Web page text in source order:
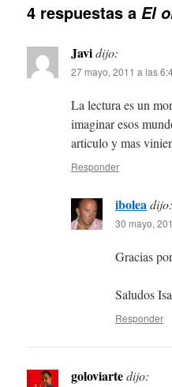
4 respuestas a El
Javidijo:
27 mayo, 2011 a las
La lectura es un
imaginar esos
articulo y mas
Responder
iboleadijo:
30 mayo,
Gracias
Saludos
Responder
goloviartedijo: